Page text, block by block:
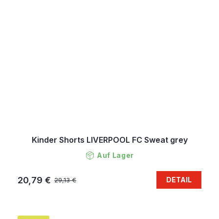
Kinder Shorts LIVERPOOL FC Sweat grey
Auf Lager
29,13 €
20,79 € DETAIL